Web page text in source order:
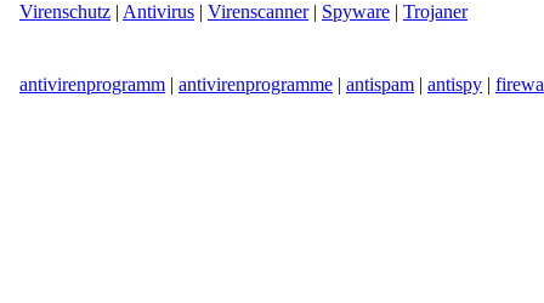
Virenschutz | Antivirus | Virenscanner| Spyware | Trojaner
antivirenprogramm | antivirenprogramme | antispam | antispy |